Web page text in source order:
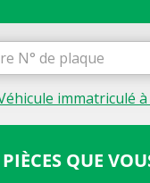
immatriculé
QUE